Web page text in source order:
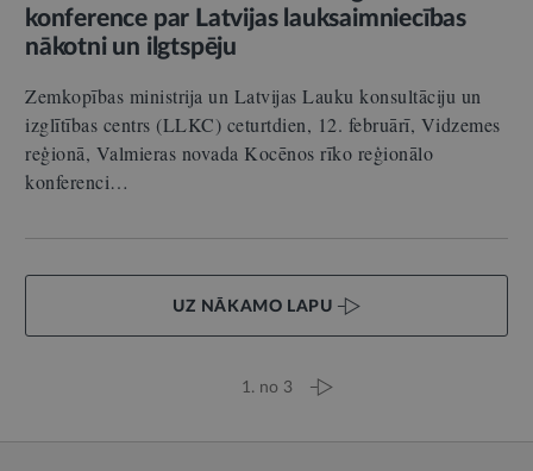
konference par Latvijas lauksaimniecības
nākotni un ilgtspēju
Zemkopības ministrija un Latvijas Lauku konsultāciju un
izglītības centrs (LLKC) ceturtdien, 12. februārī, Vidzemes
reģionā, Valmieras novada Kocēnos rīko reģionālo
konferenci…
UZ NĀKAMO LAPU
1. no 3